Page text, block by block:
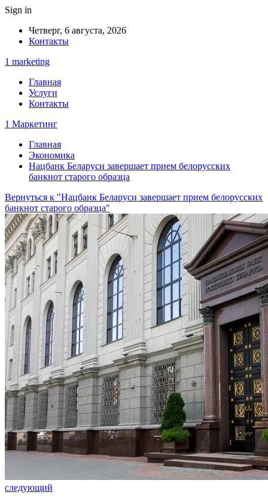
Sign in
Четверг, 6 августа, 2026
Контакты
1 marketing
Главная
Услуги
Контакты
1 Маркетинг
Главная
Экономика
Нацбанк Беларуси завершает прием белорусских
банкнот старого образца
Вернуться к "Нацбанк Беларуси завершает прием белорусских
банкнот старого образца"
следующий